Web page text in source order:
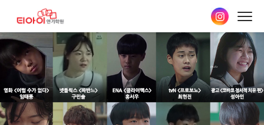
본문
바로가기